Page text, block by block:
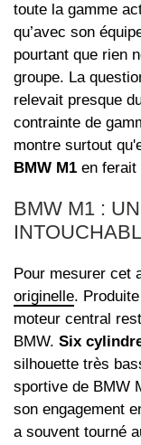
toute la gamme
qu’avec son
pourtant que rien
groupe. La
relevait presque
contrainte de
montre surtout
BMW M1 en ferait
BMW M1 :
Pour mesurer cet
originelle.
moteur central
BMW. Six
silhouette très
sportive de BMW
son engagement
a souvent tourné